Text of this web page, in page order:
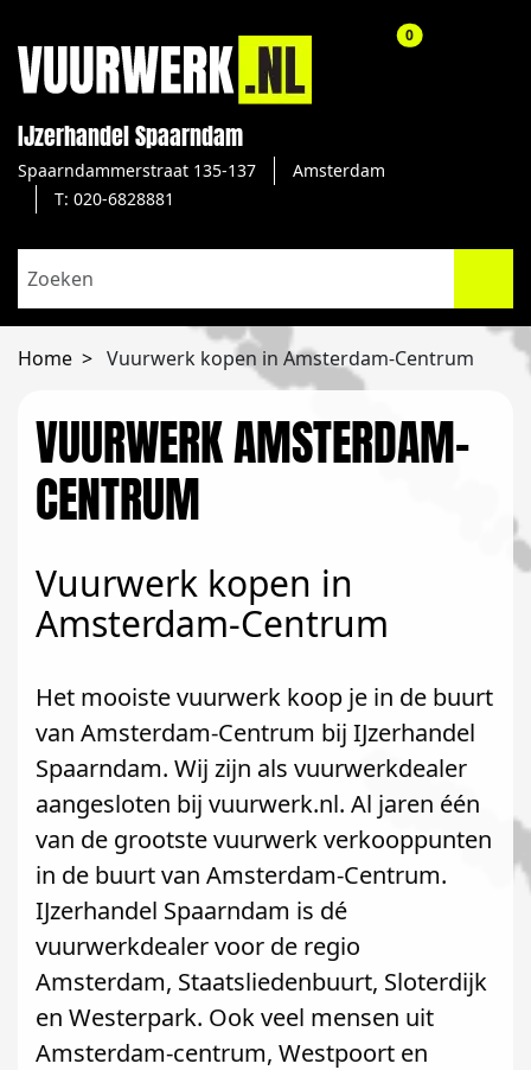
IJzerhandel Spaarndam
Spaarndammerstraat 135-137
Amsterdam
T: 020-6828881
0aantal
Home Vuurwerk kopen in Amsterdam-Centrum
VUURWERK AMSTERDAM-
CENTRUM
Vuurwerk kopen in
Amsterdam-Centrum
Het mooiste vuurwerk koop je in de buurt
van Amsterdam-Centrum bij IJzerhandel
Spaarndam. Wij zijn als vuurwerkdealer
aangesloten bij vuurwerk.nl. Al jaren één
van de grootste vuurwerk verkooppunten
in de buurt van Amsterdam-Centrum.
IJzerhandel Spaarndam is dé
vuurwerkdealer voor de regio
Amsterdam, Staatsliedenbuurt, Sloterdijk
en Westerpark. Ook veel mensen uit
Amsterdam-centrum, Westpoort en